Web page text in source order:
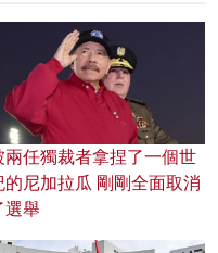
兩任獨裁者拿捏了一個世
的尼加拉瓜 剛剛全面取消
選舉